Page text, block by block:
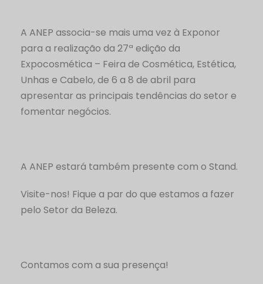
A ANEP associa-se mais uma vez à Exponor
para a realização da 27ª edição da
Expocosmética – Feira de Cosmética, Estética,
Unhas e Cabelo, de 6 a 8 de abril para
apresentar as principais tendências do setor e
fomentar negócios.
A ANEP estará também presente com o Stand.
Visite-nos! Fique a par do que estamos a fazer
pelo Setor da Beleza.
Contamos com a sua presença!